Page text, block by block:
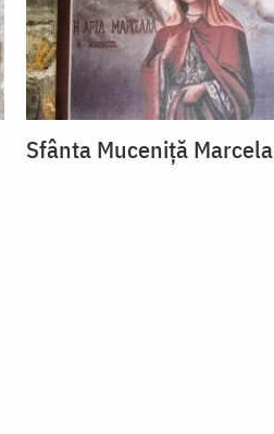
Sfânta Muceniță Marcela